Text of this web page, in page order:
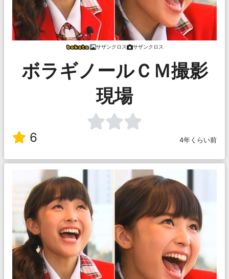
サザンクロス サザンクロス
ボラギノールＣＭ撮影
現場
6 4年くらい前